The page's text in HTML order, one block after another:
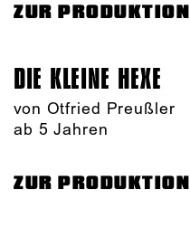
ZUR PRODUKTION
DIE KLEINE HEXE
von Otfried Preußler
ab 5 Jahren
ZUR PRODUKTION